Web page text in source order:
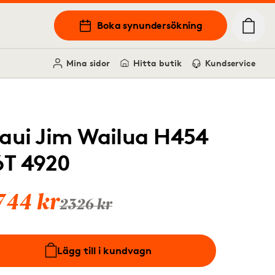
Boka synundersökning
Mina sidor Hitta butik Kundservice
Jim Wailua H454
4920
kr2326 kr
Lägg till i kundvagn